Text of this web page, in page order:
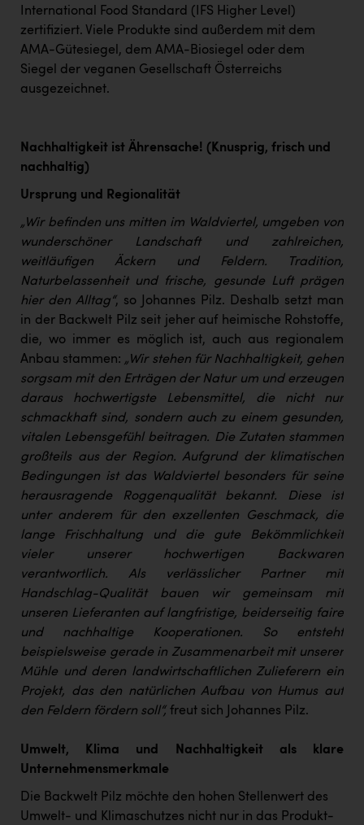
International Food Standard (IFS Higher Level)
zertifiziert. Viele Produkte sind außerdem mit dem
AMA-Gütesiegel, dem AMA-Biosiegel oder dem
Siegel der veganen Gesellschaft Österreichs
ausgezeichnet.
Nachhaltigkeit ist Ährensache! (Knusprig, frisch und
nachhaltig)
Ursprung und Regionalität
„Wir befinden uns mitten im Waldviertel, umgeben von
wunderschöner Landschaft und zahlreichen,
weitläufigen Äckern und Feldern. Tradition,
Naturbelassenheit und frische, gesunde Luft prägen
hier den Alltag“, so Johannes Pilz. Deshalb setzt man
in der Backwelt Pilz seit jeher auf heimische Rohstoffe,
die, wo immer es möglich ist, auch aus regionalem
Anbau stammen: „Wir stehen für Nachhaltigkeit, gehen
sorgsam mit den Erträgen der Natur um und erzeugen
daraus hochwertigste Lebensmittel, die nicht nur
schmackhaft sind, sondern auch zu einem gesunden,
vitalen Lebensgefühl beitragen. Die Zutaten stammen
großteils aus der Region. Aufgrund der klimatischen
Bedingungen ist das Waldviertel besonders für seine
herausragende Roggenqualität bekannt. Diese ist
unter anderem für den exzellenten Geschmack, die
lange Frischhaltung und die gute Bekömmlichkeit
vieler unserer hochwertigen Backwaren
verantwortlich. Als verlässlicher Partner mit
Handschlag-Qualität bauen wir gemeinsam mit
unseren Lieferanten auf langfristige, beiderseitig faire
und nachhaltige Kooperationen. So entsteht
beispielsweise gerade in Zusammenarbeit mit unserer
Mühle und deren landwirtschaftlichen Zulieferern ein
Projekt, das den natürlichen Aufbau von Humus auf
den Feldern fördern soll“, freut sich Johannes Pilz.
Umwelt, Klima und Nachhaltigkeit als klare
Unternehmensmerkmale
Die Backwelt Pilz möchte den hohen Stellenwert des
Umwelt- und Klimaschutzes nicht nur in das Produkt-